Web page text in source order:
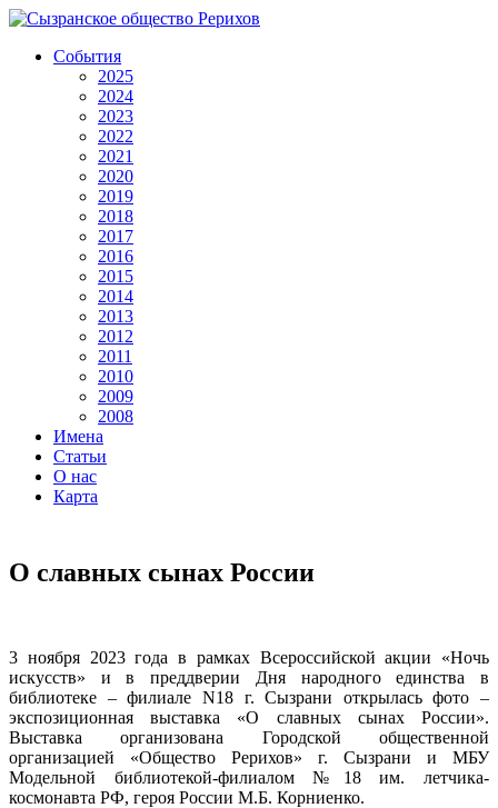
События
2025
2024
2023
2022
2021
2020
2019
2018
2017
2016
2015
2014
2013
2012
2011
2010
2009
2008
Имена
Статьи
О нас
Карта
О славных сынах России
3 ноября 2023 года в рамках Всероссийской акции «Ночь
искусств» и в преддверии Дня народного единства в
библиотеке – филиале N18 г. Сызрани открылась фото –
экспозиционная выставка «О славных сынах России».
Выставка организована Городской общественной
организацией «Общество Рерихов» г. Сызрани и МБУ
Модельной библиотекой-филиалом №18 им. летчика-
космонавта РФ, героя России М.Б. Корниенко.